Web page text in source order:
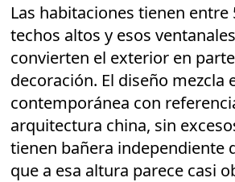
Las habitaciones tienen entre
techos altos y esos
convierten el exterior en
decoración. El diseño mezcla
contemporánea con
arquitectura china, sin
tienen bañera independiente
que a esa altura parece casi